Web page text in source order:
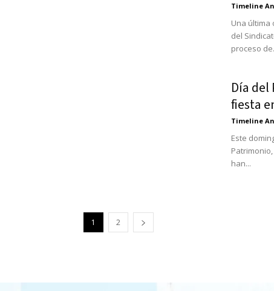
Timeline
Una última
del
proceso
Día
fiesta
Timeline
Este
han...
1 2